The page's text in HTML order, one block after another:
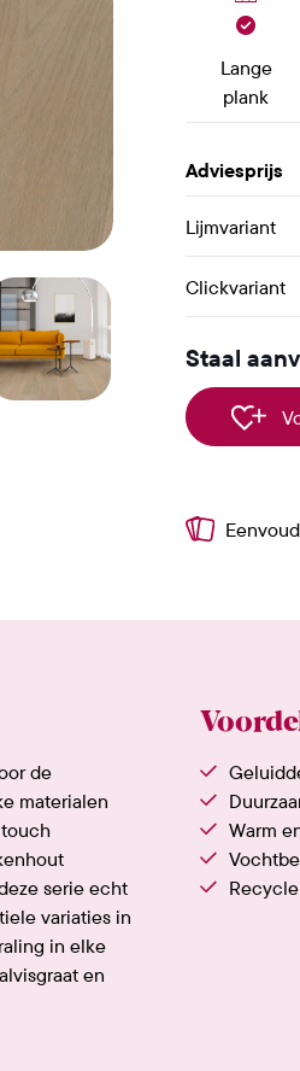
Lange
plank
Adviesprijs
Lijmvariant
Clickvariant
Staal
de
materialen
serie echt
variaties in
in elke
en
Warm